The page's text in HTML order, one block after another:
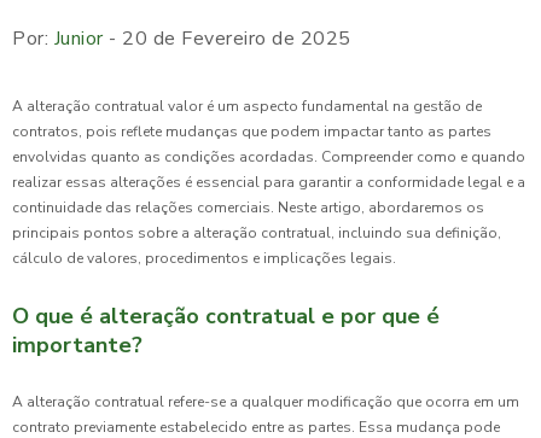
Por: Junior- 20 de Fevereiro de 2025
A alteração contratual valor é um aspecto fundamental na gestão de
contratos, pois reflete mudanças que podem impactar tanto as partes
envolvidas quanto as condições acordadas. Compreender como e quando
realizar essas alterações é essencial para garantir a conformidade legal e a
continuidade das relações comerciais. Neste artigo, abordaremos os
principais pontos sobre a alteração contratual, incluindo sua definição,
cálculo de valores, procedimentos e implicações legais.
O que é alteração contratual e por que é
importante?
A alteração contratual refere-se a qualquer modificação que ocorra em um
contrato previamente estabelecido entre as partes. Essa mudança pode